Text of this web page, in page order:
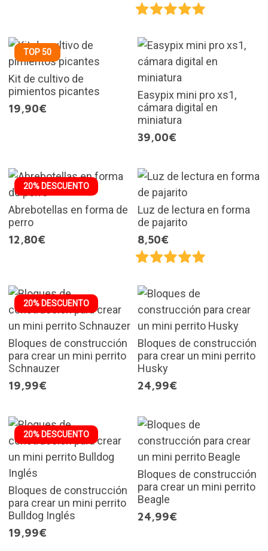
TOP 50
Kit de cultivo de
pimientos picantes
19,90€
Easypix mini pro xs1,
cámara digital en
miniatura
39,00€
20% DESCUENTO
Abrebotellas en forma de
perro
12,80€
Luz de lectura en forma
de pajarito
8,50€
20% DESCUENTO
Bloques de construcción
para crear un mini perrito
Schnauzer
19,99€
Bloques de construcción
para crear un mini perrito
Husky
24,99€
20% DESCUENTO
Bloques de construcción
para crear un mini perrito
Bulldog Inglés
19,99€
Bloques de construcción
para crear un mini perrito
Beagle
24,99€